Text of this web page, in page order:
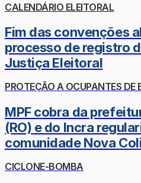
CALENDÁRIO ELEITORAL
Fim das convenções
processo de registro
Justiça Eleitoral
PROTEÇÃO A OCUPANTES DE
MPF cobra da
(RO) e do Incra
comunidade Nova
CICLONE-BOMBA